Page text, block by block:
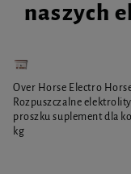
naszych
Over Horse Electro
Rozpuszczalne
proszku suplement dla
kg